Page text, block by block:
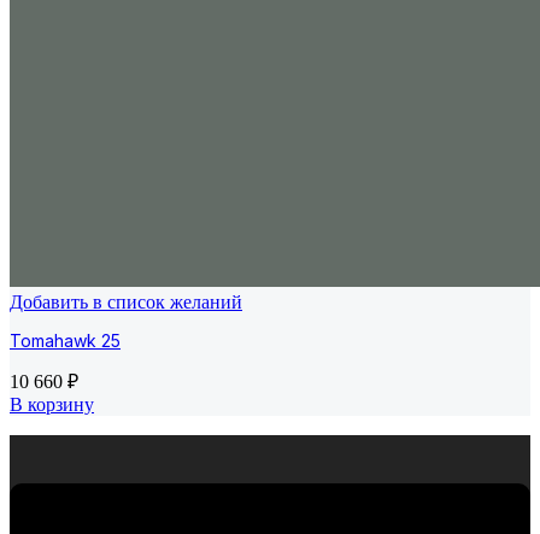
Добавить в список желаний
Tomahawk 25
10 660 ₽
В корзину